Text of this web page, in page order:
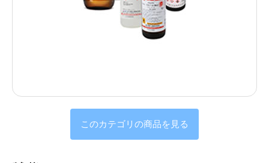
このカテゴリの商品を見る